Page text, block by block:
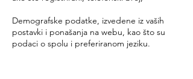
Demografske podatke, izvedene iz vaših
postavki i ponašanja na webu, kao što su
podaci o spolu i preferiranom jeziku.